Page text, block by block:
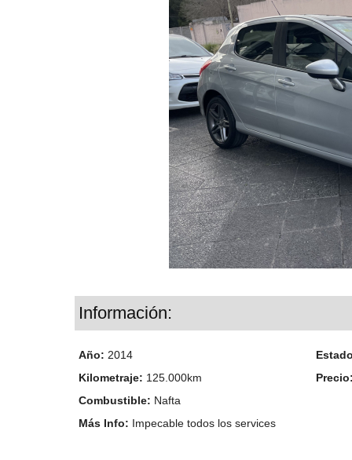
Información:
Año: 2014
Kilometraje: 125.000km
Combustible: Nafta
Más Info: Impecable todos los services